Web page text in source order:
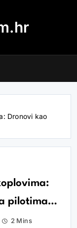
Dronovi kao
pilotima…
2 Mins